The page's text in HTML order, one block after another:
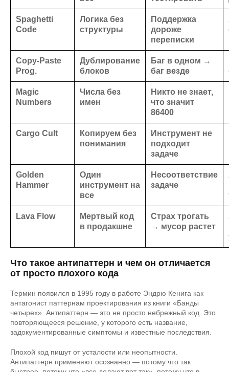
Spaghetti
Code
Логика без
структуры
Поддержка
дороже
переписки
Copy-Paste
Prog.
Дублирование
блоков
Баг в одном →
баг везде
Magic
Numbers
Числа без
имен
Никто не знает,
что значит
86400
Cargo Cult
Копируем без
понимания
Инструмент не
подходит
задаче
Golden
Hammer
Один
инструмент на
все
Несоответствие
задаче
Lava Flow
Мертвый код
в продакшне
Страх трогать
→ мусор растет
Что такое антипаттерн и чем он отличается
от просто плохого кода
Термин появился в 1995 году в работе Эндрю Кенига как
антагонист паттернам проектирования из книги «Банды
четырех». Антипаттерн — это не просто небрежный код. Это
повторяющееся решение, у которого есть название,
задокументированные симптомы и известные последствия.
Плохой код пишут от усталости или неопытности.
Антипаттерн применяют осознанно — потому что так